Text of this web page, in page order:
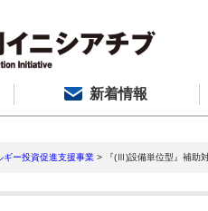
新着情報
ギー投資促進支援事業 > 『(Ⅲ)設備単位型』補助